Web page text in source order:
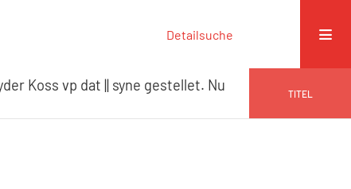
Detailsuche
Koss vp dat || syne gestellet. Nu
TITEL